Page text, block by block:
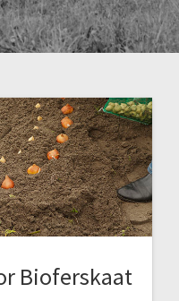
Bioferskaat